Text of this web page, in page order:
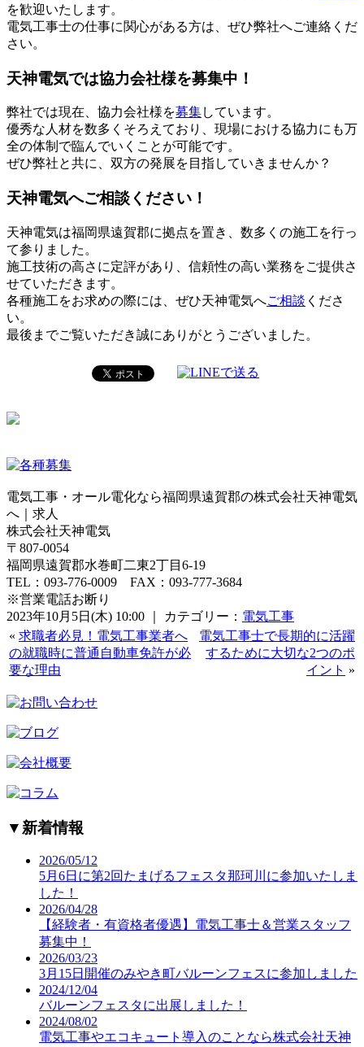
を歓迎いたします。
電気工事士の仕事に関心がある方は、ぜひ弊社へご連絡くだ
さい。
天神電気では協力会社様を募集中！
弊社では現在、協力会社様を募集しています。
優秀な人材を数多くそろえており、現場における協力にも万
全の体制で臨んでいくことが可能です。
ぜひ弊社と共に、双方の発展を目指していきませんか？
天神電気へご相談ください！
天神電気は福岡県遠賀郡に拠点を置き、数多くの施工を行っ
て参りました。
施工技術の高さに定評があり、信頼性の高い業務をご提供さ
せていただきます。
各種施工をお求めの際には、ぜひ天神電気へご相談 くださ
い。
最後までご覧いただき誠にありがとうございました。
電気工事・オール電化なら福岡県遠賀郡の株式会社天神電気
へ｜求人
株式会社天神電気
〒807-0054
福岡県遠賀郡水巻町二東2丁目6-19
TEL：093-776-0009 FAX：093-777-3684
※営業電話お断り
2023年10月5日(木) 10:00 ｜ カテゴリー： 電気工事
« 求職者必見！電気工事業者へ
の就職時に普通自動車免許が必
要な理由
電気工事士で長期的に活躍
するために大切な2つのポ
イント »
▼ 新着情報
2026/05/12
5月6日に第2回たまげるフェスタ那珂川に参加いたしま
した！
2026/04/28
【経験者・有資格者優遇】電気工事士＆営業スタッフ
募集中！
2026/03/23
3月15日開催のみやき町バルーンフェスに参加しました
2024/12/04
バルーンフェスタに出展しました！
2024/08/02
電気工事やエコキュート導入のことなら株式会社天神